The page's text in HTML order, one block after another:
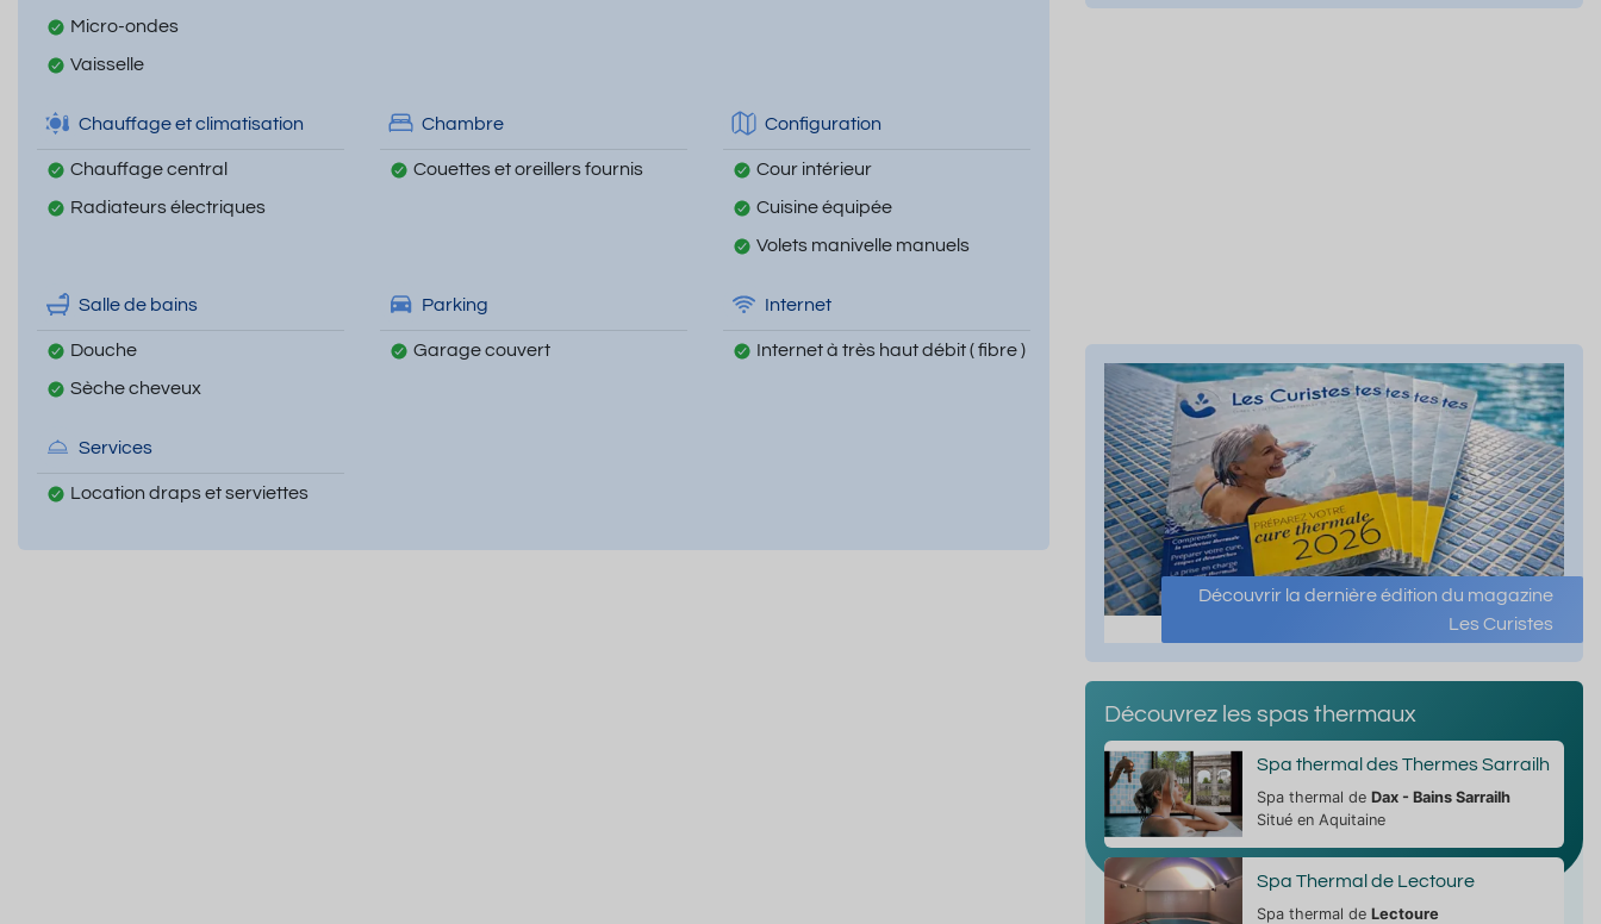
Micro-ondes
Vaisselle
Chauffage et climatisation
Chauffage central
Radiateurs électriques
Chambre
Couettes et oreillers fournis
Configuration
Cour intérieur
Cuisine équipée
Volets manivelle manuels
Salle de bains
Douche
Sèche cheveux
Parking
Garage couvert
Internet
Internet à très haut débit ( fibre )
Services
Location draps et serviettes
Découvrir la dernière édition du magazine
Les Curistes
Découvrez les spas thermaux
Spa thermal des Thermes Sarrailh
Spa thermal de Dax - Bains Sarrailh
Situé en Aquitaine
Spa Thermal de Lectoure
Spa thermal de Lectoure